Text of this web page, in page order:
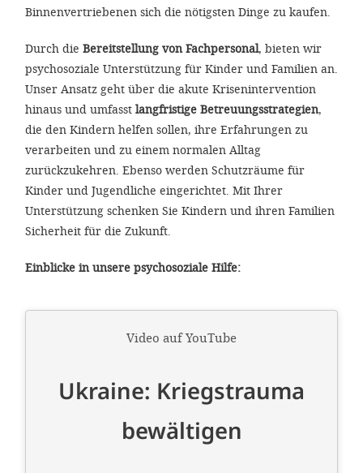
Binnenvertriebenen sich die nötigsten Dinge zu kaufen.
Durch die Bereitstellung von Fachpersonal, bieten wir
psychosoziale Unterstützung für Kinder und Familien an.
Unser Ansatz geht über die akute Krisenintervention
hinaus und umfasst langfristige Betreuungsstrategien,
die den Kindern helfen sollen, ihre Erfahrungen zu
verarbeiten und zu einem normalen Alltag
zurückzukehren. Ebenso werden Schutzräume für
Kinder und Jugendliche eingerichtet. Mit Ihrer
Unterstützung schenken Sie Kindern und ihren Familien
Sicherheit für die Zukunft.
Einblicke in unsere psychosoziale Hilfe: